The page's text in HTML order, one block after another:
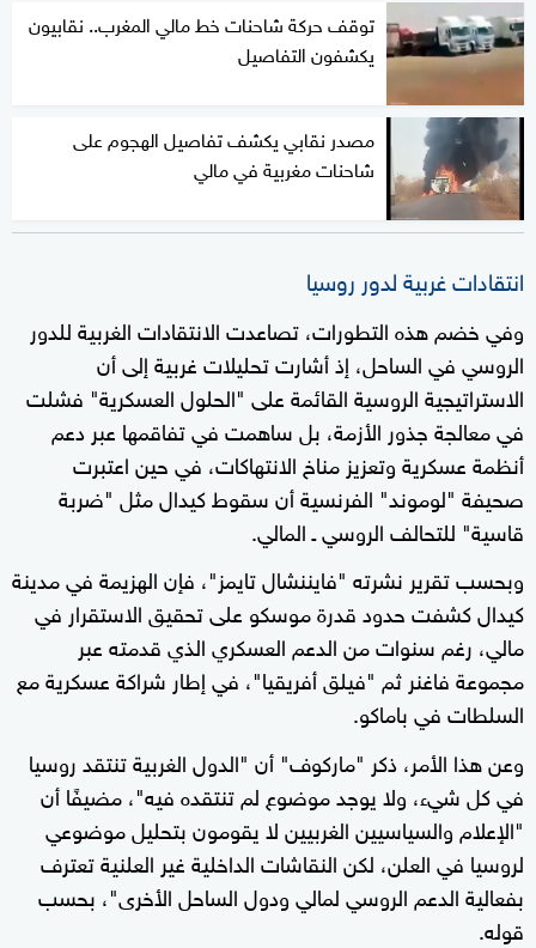
توقف حركة شاحنات خط مالي المغرب.. نقابيون
يكشفون التفاصيل
مصدر نقابي يكشف تفاصيل الهجوم على
شاحنات مغربية في مالي
انتقادات غربية لدور روسيا
وفي خضم هذه التطورات، تصاعدت الانتقادات الغربية للدور
الروسي في الساحل، إذ أشارت تحليلات غربية إلى أن
الاستراتيجية الروسية القائمة على "الحلول العسكرية" فشلت
في معالجة جذور الأزمة، بل ساهمت في تفاقمها عبر دعم
أنظمة عسكرية وتعزيز مناخ الانتهاكات، في حين اعتبرت
صحيفة "لوموند" الفرنسية أن سقوط كيدال مثل "ضربة
قاسية" للتحالف الروسي ـ المالي.
وبحسب تقرير نشرته "فايننشال تايمز"، فإن الهزيمة في مدينة
كيدال كشفت حدود قدرة موسكو على تحقيق الاستقرار في
مالي، رغم سنوات من الدعم العسكري الذي قدمته عبر
مجموعة فاغنر ثم "فيلق أفريقيا"، في إطار شراكة عسكرية مع
السلطات في باماكو.
وعن هذا الأمر، ذكر "ماركوف" أن "الدول الغربية تنتقد روسيا
في كل شيء، ولا يوجد موضوع لم تنتقده فيه"، مضيفًا أن
"الإعلام والسياسيين الغربيين لا يقومون بتحليل موضوعي
لروسيا في العلن، لكن النقاشات الداخلية غير العلنية تعترف
بفعالية الدعم الروسي لمالي ودول الساحل الأخرى"، بحسب
قوله.